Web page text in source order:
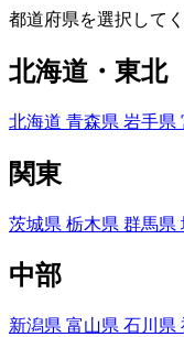
都道府県を選択して
北海道・東北
北海道 青森県 岩手県
関東
茨城県 栃木県 群馬県
中部
新潟県 富山県 石川県